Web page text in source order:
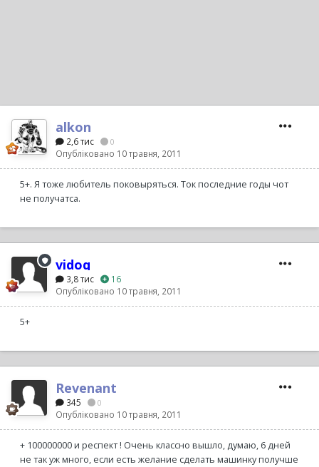
alkon
2,6 тис 0
Опубліковано 10 травня, 2011
5+. Я тоже любитель поковыряться. Ток последние годы чот
не получатса.
vidoq
3,8 тис
16
Опубліковано 10 травня, 2011
5+
Revenant
345 0
Опубліковано 10 травня, 2011
+ 100000000 и респект ! Очень классно вышло, думаю, 6 дней
не так уж много, если есть желание сделать машинку получше